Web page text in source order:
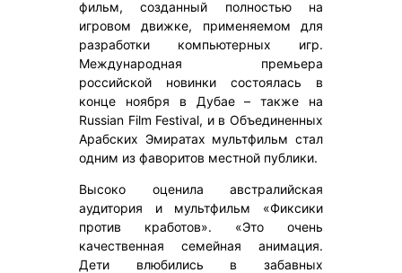
фильм, созданный полностью на
игровом движке, применяемом для
разработки компьютерных игр.
Международная премьера
российской новинки состоялась в
конце ноября в Дубае – также на
Russian Film Festival, и в Объединенных
Арабских Эмиратах мультфильм стал
одним из фаворитов местной публики.
Высоко оценила австралийская
аудитория и мультфильм «Фиксики
против кработов». «Это очень
качественная семейная анимация.
Дети влюбились в забавных